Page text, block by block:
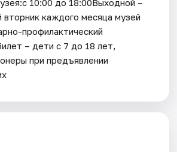
10:00 до 18:00Выходной –
каждого месяца музей
профилактический
– дети с 7 до 18 лет,
при предъявлении